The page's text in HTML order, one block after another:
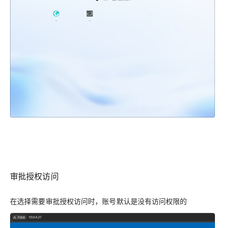
审批授权访问
在选择需要审批授权访问时，账号默认是没有访问权限的